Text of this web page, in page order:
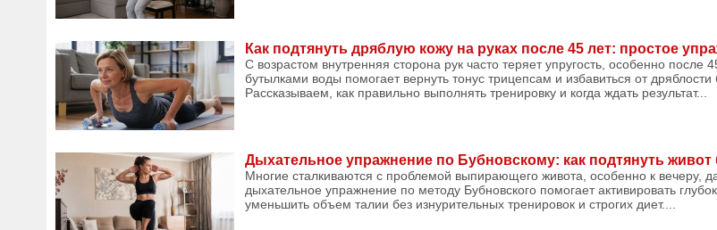
Как подтянуть дряблую кожу на руках после 45 лет: простое
С возрастом внутренняя сторона рук часто теряет упругость, особенно после
бутылками воды помогает вернуть тонус трицепсам и избавиться от дряблости
Рассказываем, как правильно выполнять тренировку и когда ждать результат...
Дыхательное упражнение по Бубновскому: как подтянуть живот
Многие сталкиваются с проблемой выпирающего живота, особенно к вечеру,
дыхательное упражнение по методу Бубновского помогает активировать
уменьшить объем талии без изнурительных тренировок и строгих диет....